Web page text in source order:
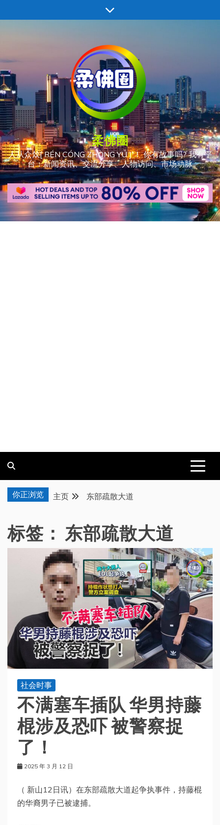
至
柔佛圈
人从众𠈌[ RÉN CÓNG ZHÒNG YÚ ] ！ 你有故事吗? 我有平
台：新闻资讯、交流分享、人物访问、市场动脉
你正浏览 主页 东部疏散大道
标签： 东部疏散大道
社会时事
不满塞车插队 华男持藤
棍涉及恐吓 被警察捉
了！
2025 年 3 月 12 日
（ 新山12日讯）在东部疏散大道起争执事件，持藤棍
的华裔男子已被逮捕。